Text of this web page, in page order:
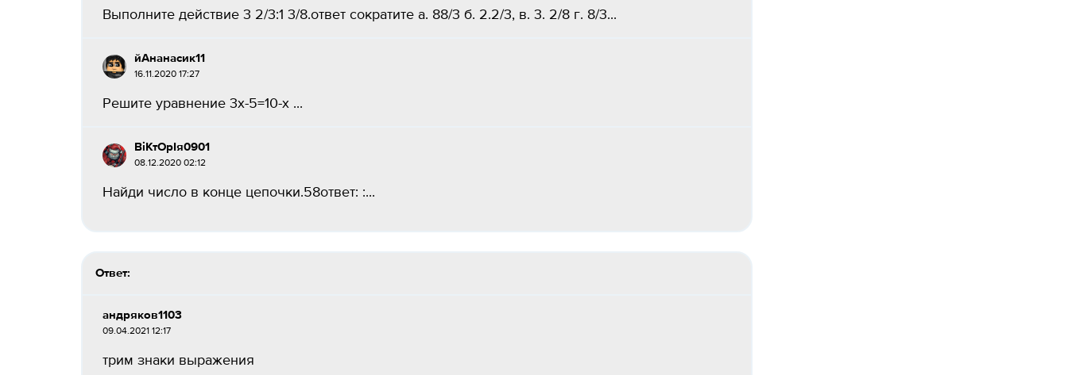
Выполните действие 3 2/3:1 3/8.ответ сократите а. 88/3 б. 2.2/3, в. 3. 2/8 г. 8/3...
йАнанасик11
16.11.2020 17:27
Решите уравнение 3х-5=10-х ​...
ВіКтОрІя0901
08.12.2020 02:12
Найди число в конце цепочки.58ответ: :​...
Ответ:
андряков1103
09.04.2021 12:17
трим знаки выражения